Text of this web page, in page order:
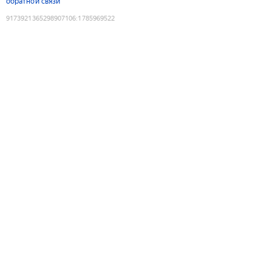
9173921365298907106:1785969522